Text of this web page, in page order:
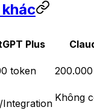
Plus
token
Integration Không